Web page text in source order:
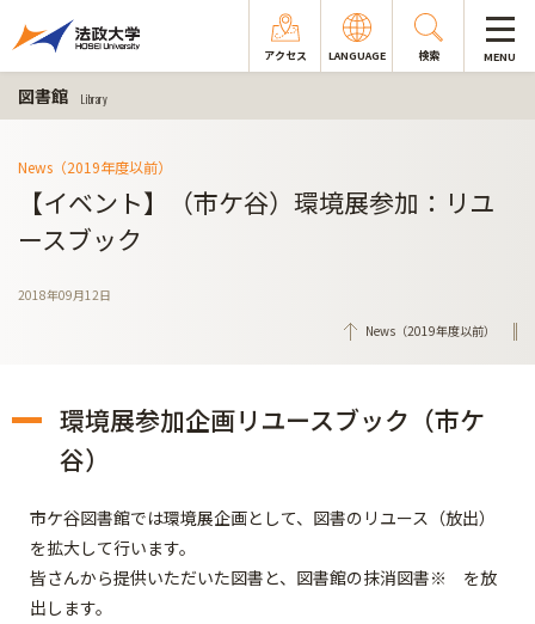
アクセス LANGUAGE 検索 MENU
図書館 Library
News（2019年度以前）
【イベント】（市ケ谷）環境展参加：リユ
ースブック
2018年09月12日
News（2019年度以前）
環境展参加企画リユースブック（市ケ
谷）
市ケ谷図書館では環境展企画として、図書のリユース（放出）
を拡大して行います。
皆さんから提供いただいた図書と、図書館の抹消図書※ を放
出します。